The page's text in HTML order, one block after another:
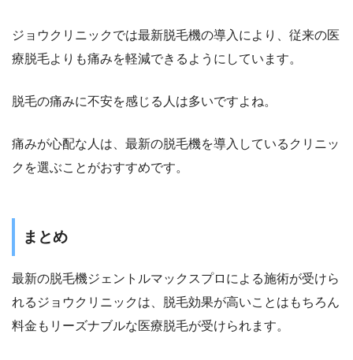
ジョウクリニックでは最新脱毛機の導入により、従来の医
療脱毛よりも痛みを軽減できるようにしています。
脱毛の痛みに不安を感じる人は多いですよね。
痛みが心配な人は、最新の脱毛機を導入しているクリニッ
クを選ぶことがおすすめです。
まとめ
最新の脱毛機ジェントルマックスプロによる施術が受けら
れるジョウクリニックは、脱毛効果が高いことはもちろん
料金もリーズナブルな医療脱毛が受けられます。